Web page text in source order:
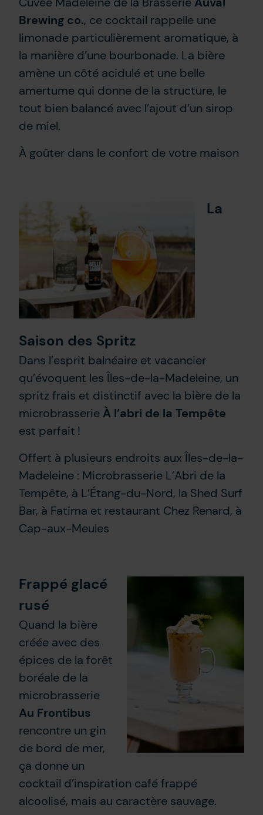
Brewing co., ce cocktail rappelle une
limonade particulièrement aromatique, à
la manière d’une bourbonade. La bière
amène un côté acidulé et une belle
amertume qui donne de la structure, le
tout bien balancé avec l’ajout d’un sirop
de miel.
À goûter dans le confort de votre maison
La
Saison des Spritz
Dans l’esprit balnéaire et vacancier
qu’évoquent les Îles-de-la-Madeleine, un
spritz frais et distinctif avec la bière de la
microbrasserie À l’abri de la Tempête
est parfait !
Offert à plusieurs endroits aux Îles-de-la-
Madeleine : Microbrasserie L’Abri de la
Tempête, à L’Étang-du-Nord, la Shed Surf
Bar, à Fatima et restaurant Chez Renard, à
Cap-aux-Meules
Frappé glacé
rusé
Quand la bière
créée avec des
épices de la forêt
boréale de la
microbrasserie
Au Frontibus
rencontre un gin
de bord de mer,
ça donne un
cocktail d’inspiration café frappé
alcoolisé, mais au caractère sauvage.